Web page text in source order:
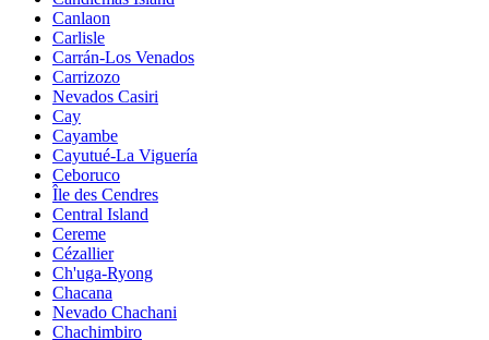
Canlaon
Carlisle
Carrán-Los Venados
Carrizozo
Nevados Casiri
Cay
Cayambe
Cayutué-La Viguería
Ceboruco
Île des Cendres
Central Island
Cereme
Cézallier
Ch'uga-Ryong
Chacana
Nevado Chachani
Chachimbiro